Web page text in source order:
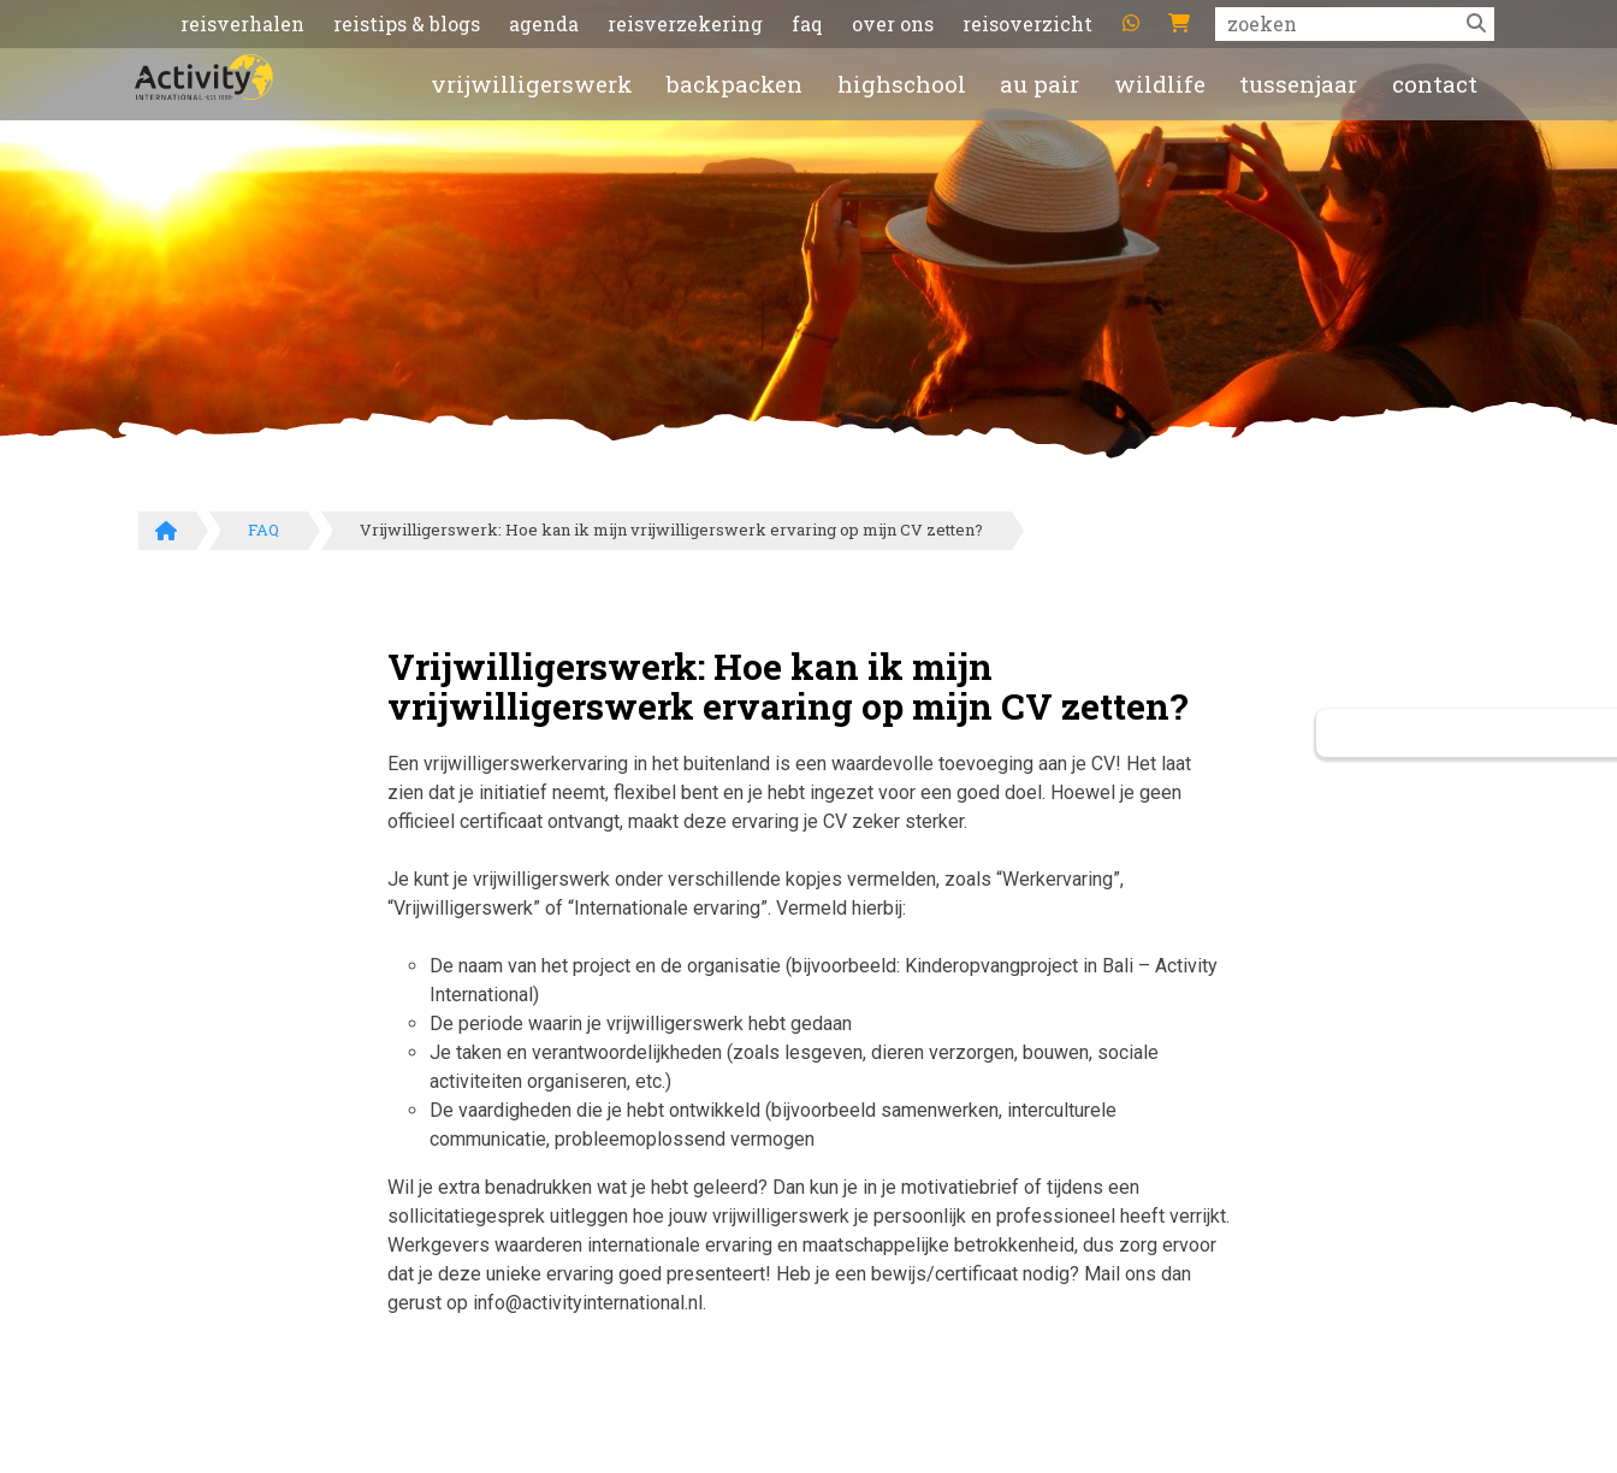
reisverhalen reistips & blogs agenda reisverzekering faq over ons reisoverzicht
vrijwilligerswerk backpacken highschool au pair wildlife tussenjaar contact
FAQ Vrijwilligerswerk: Hoe kan ik mijn vrijwilligerswerk ervaring op mijn CV zetten?
Vrijwilligerswerk: Hoe kan ik mijn
vrijwilligerswerk ervaring op mijn CV zetten?
Een vrijwilligerswerkervaring in het buitenland is een waardevolle toevoeging aan je CV! Het laat
zien dat je initiatief neemt, flexibel bent en je hebt ingezet voor een goed doel. Hoewel je geen
officieel certificaat ontvangt, maakt deze ervaring je CV zeker sterker.
Je kunt je vrijwilligerswerk onder verschillende kopjes vermelden, zoals “Werkervaring”,
“Vrijwilligerswerk” of “Internationale ervaring”. Vermeld hierbij:
De naam van het project en de organisatie (bijvoorbeeld: Kinderopvangproject in Bali – Activity
International)
De periode waarin je vrijwilligerswerk hebt gedaan
Je taken en verantwoordelijkheden (zoals lesgeven, dieren verzorgen, bouwen, sociale
activiteiten organiseren, etc.)
De vaardigheden die je hebt ontwikkeld (bijvoorbeeld samenwerken, interculturele
communicatie, probleemoplossend vermogen
Wil je extra benadrukken wat je hebt geleerd? Dan kun je in je motivatiebrief of tijdens een
sollicitatiegesprek uitleggen hoe jouw vrijwilligerswerk je persoonlijk en professioneel heeft verrijkt.
Werkgevers waarderen internationale ervaring en maatschappelijke betrokkenheid, dus zorg ervoor
dat je deze unieke ervaring goed presenteert! Heb je een bewijs/certificaat nodig? Mail ons dan
gerust op info@activityinternational.nl.